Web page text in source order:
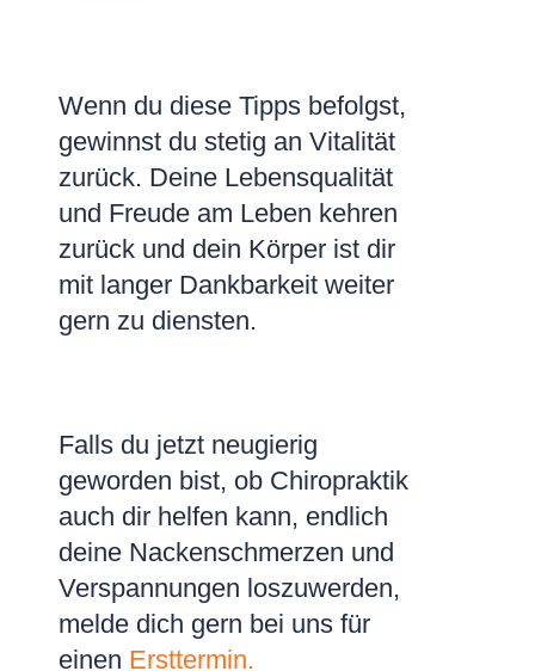
Wenn du diese Tipps befolgst,
gewinnst du stetig an Vitalität
zurück. Deine Lebensqualität
und Freude am Leben kehren
zurück und dein Körper ist dir
mit langer Dankbarkeit weiter
gern zu diensten.
Falls du jetzt neugierig
geworden bist, ob Chiropraktik
auch dir helfen kann, endlich
deine Nackenschmerzen und
Verspannungen loszuwerden,
melde dich gern bei uns für
einen Ersttermin.